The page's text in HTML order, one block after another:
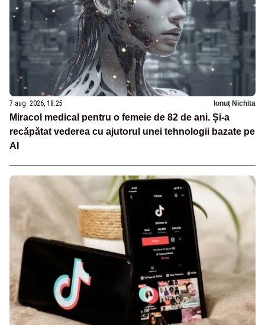
7 aug. 2026, 18:25 Ionuț Nichita
Miracol medical pentru o femeie de 82 de ani. Și-a
recăpătat vederea cu ajutorul unei tehnologii bazate pe
AI